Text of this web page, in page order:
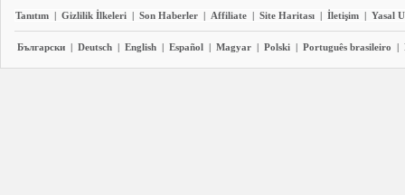
Tanıtım | Gizlilik İlkeleri | Son Haberler | Affiliate | Site Haritası | İletişim | Yasal
Български | Deutsch | English | Español | Magyar | Polski | Português brasileiro |